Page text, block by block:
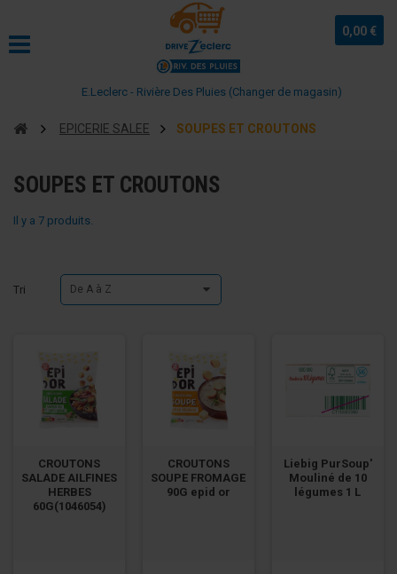
0,00 €
E.Leclerc - Rivière Des Pluies (Changer de magasin)
EPICERIE SALEE SOUPES ET CROUTONS
SOUPES ET CROUTONS
Il y a 7 produits.
Tri De A à Z
CROUTONS
SALADE AILFINES
HERBES
60G(1046054)
CROUTONS
SOUPE FROMAGE
90G epid or
Liebig PurSoup'
Mouliné de 10
légumes 1 L